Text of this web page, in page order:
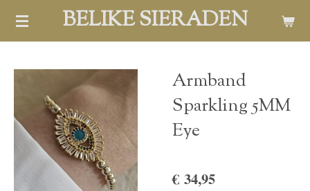
Ga
hoofdinhoud
BELIKE SIERADEN
Armband
Sparkling 5MM
Eye
€ 34,95